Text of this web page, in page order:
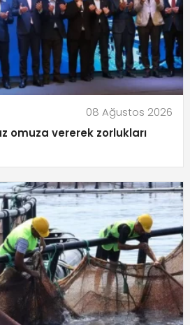
08 Ağustos 2026
omuza vererek zorlukları